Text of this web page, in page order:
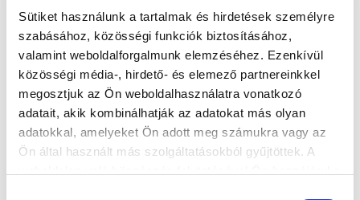
Sütiket használunk a tartalmak és hirdetések személyre
szabásához, közösségi funkciók biztosításához,
valamint weboldalforgalmunk elemzéséhez. Ezenkívül
közösségi média-, hirdető- és elemező partnereinkkel
megosztjuk az Ön weboldalhasználatra vonatkozó
adatait, akik kombinálhatják az adatokat más olyan
adatokkal, amelyeket Ön adott meg számukra vagy az
Ön által használt más szolgáltatásokból gyűjtöttek. A
felkészülési meccsen, Horváth Ád...
KÖVETKEZŐ MÉRKŐZÉS